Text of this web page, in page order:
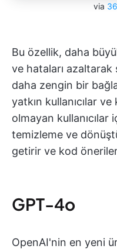
via
Bu özellik, daha
ve hataları
daha zengin bir
yatkın kullanıcılar ve
olmayan kullanıcılar
temizleme ve
getirir ve kod
GPT-4o
OpenAI'nin en yeni